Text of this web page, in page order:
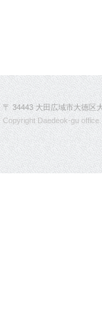
〒 34443 大田広域市大徳区
Copyright Daedeok-gu